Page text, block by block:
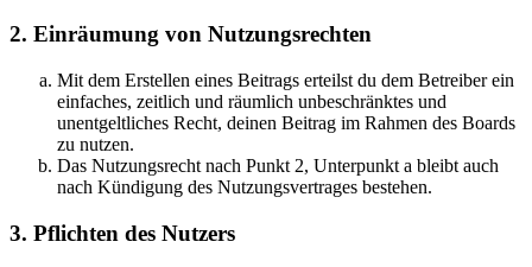
2. Einräumung von Nutzungsrechten
Mit dem Erstellen eines Beitrags erteilst du dem Betreiber ein
einfaches, zeitlich und räumlich unbeschränktes und
unentgeltliches Recht, deinen Beitrag im Rahmen des Boards
zu nutzen.
Das Nutzungsrecht nach Punkt 2, Unterpunkt a bleibt auch
nach Kündigung des Nutzungsvertrages bestehen.
3. Pflichten des Nutzers